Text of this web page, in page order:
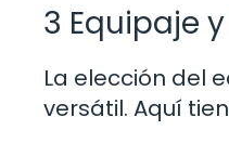
3 Equipaje
La elección del
versátil. Aquí